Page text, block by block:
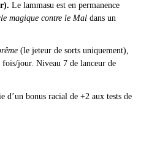
Le lammasu est en permanence
magique contre le Mal dans un
(le jeteur de sorts uniquement),
fois/jour. Niveau 7 de lanceur de
d’un bonus racial de +2 aux tests de